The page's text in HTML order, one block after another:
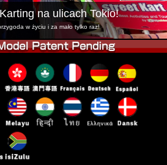
na ulicach Tokio!
w życiu i za mało tylko raz!